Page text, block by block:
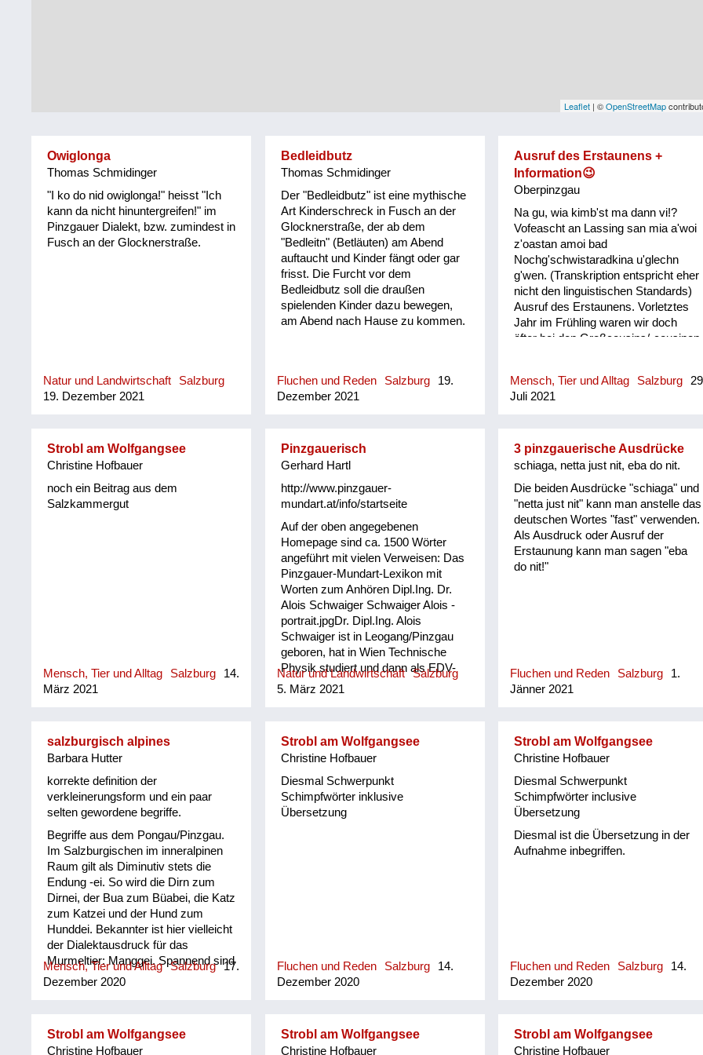
Leaflet | ©OpenStreetMap
Owiglonga
Thomas Schmidinger
"I ko do nid owiglonga!" heisst "Ich
kann da nicht hinuntergreifen!" im
Pinzgauer Dialekt, bzw. zumindest in
Fusch an der Glocknerstraße.
Natur und Landwirtschaft
Salzburg
19. Dezember 2021
Bedleidbutz
Thomas Schmidinger
Der "Bedleidbutz" ist eine mythische
Art Kinderschreck in Fusch an der
Glocknerstraße, der ab dem
"Bedleitn" (Betläuten) am Abend
auftaucht und Kinder fängt oder gar
frisst. Die Furcht vor dem
Bedleidbutz soll die draußen
spielenden Kinder dazu bewegen,
am Abend nach Hause zu kommen.
Fluchen und Reden Salzburg
19.
Dezember 2021
Ausruf des Erstaunens +
Information😉
Oberpinzgau
Na gu, wia kimb'st ma dann vi!?
Vofeascht an Lassing san mia a'woi
z'oastan amoi bad
Nochg'schwistaradkina u'glechn
g'wen. (Transkription entspricht eher
nicht den linguistischen Standards)
Ausruf des Erstaunens. Vorletztes
Jahr im Frühling waren wir doch
öfter bei den Großcousins/-cousinen
sondern, dass man dort zu tun hatte
bzw. die dortige Anwesenheit einen
Mensch, Tier und Alltag Salzburg
Juli 2021
Strobl am Wolfgangsee
Christine Hofbauer
noch ein Beitrag aus dem
Salzkammergut
Mensch, Tier und Alltag Salzburg
14.
März 2021
Pinzgauerisch
Gerhard Hartl
http://www.pinzgauer-
mundart.at/info/startseite
Auf der oben angegebenen
Homepage sind ca. 1500 Wörter
angeführt mit vielen Verweisen: Das
Pinzgauer-Mundart-Lexikon mit
Worten zum Anhören Dipl.Ing. Dr.
Alois Schwaiger Schwaiger Alois -
portrait.jpgDr. Dipl.Ing. Alois
Schwaiger ist in Leogang/Pinzgau
geboren, hat in Wien Technische
Physik studiert und dann als EDV-
Leiter in Industrie und Versicherung
und einer umfassenden Datenbank.
(www.ortsgeschichte-leogang.at).
Die Pinzgauer Mundart ist seine
Muttersprache, denn beide Eltern
stammten aus Maria Alm und in der
dieser Sprache geweckt und dabei
ein Lexikon mit 1500 Worten von
Natur und Landwirtschaft
Salzburg
5. März 2021
3 pinzgauerische Ausdrücke
schiaga, netta just nit, eba do nit.
Die beiden Ausdrücke "schiaga" und
"netta just nit" kann man anstelle das
deutschen Wortes "fast" verwenden.
Als Ausdruck oder Ausruf der
Erstaunung kann man sagen "eba
do nit!"
Fluchen und Reden Salzburg
1.
Jänner 2021
salzburgisch alpines
Barbara Hutter
korrekte definition der
verkleinerungsform und ein paar
selten gewordene begriffe.
Begriffe aus dem Pongau/Pinzgau.
Im Salzburgischen im inneralpinen
Raum gilt als Diminutiv stets die
Endung -ei. So wird die Dirn zum
Dirnei, der Bua zum Büabei, die Katz
zum Katzei und der Hund zum
Hunddei. Bekannter ist hier vielleicht
der Dialektausdruck für das
Murmeltier: Manggei. Spannend sind
auch Sprachrelikte aus alter Zeit, wie
der „Foam“, etwa als Schaum auf
Mensch, Tier und Alltag Salzburg 17.
Dezember 2020
Strobl am Wolfgangsee
Christine Hofbauer
Diesmal Schwerpunkt
Schimpfwörter inklusive
Übersetzung
Fluchen und Reden Salzburg
14.
Dezember 2020
Strobl am Wolfgangsee
Christine Hofbauer
Diesmal Schwerpunkt
Schimpfwörter inclusive
Übersetzung
Diesmal ist die Übersetzung in der
Aufnahme inbegriffen.
Fluchen und Reden Salzburg
14.
Dezember 2020
Strobl am Wolfgangsee
Christine Hofbauer
Strobl am Wolfgangsee
Christine Hofbauer
Strobl am Wolfgangsee
Christine Hofbauer